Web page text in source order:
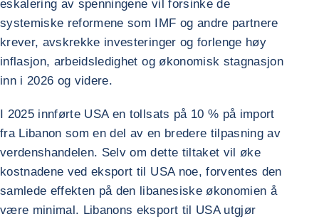
eskalering av spenningene vil forsinke de
systemiske reformene som IMF og andre partnere
krever, avskrekke investeringer og forlenge høy
inflasjon, arbeidsledighet og økonomisk stagnasjon
inn i 2026 og videre.
I 2025 innførte USA en tollsats på 10 % på import
fra Libanon som en del av en bredere tilpasning av
verdenshandelen. Selv om dette tiltaket vil øke
kostnadene ved eksport til USA noe, forventes den
samlede effekten på den libanesiske økonomien å
være minimal. Libanons eksport til USA utgjør